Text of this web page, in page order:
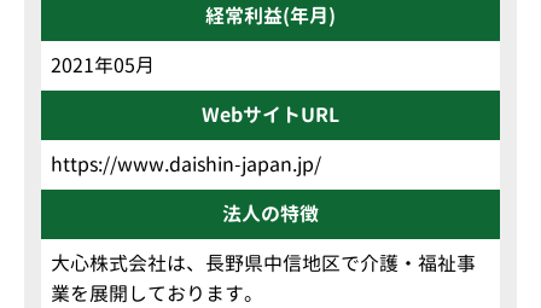
経常利益(年月)
2021年05月
WebサイトURL
https://www.daishin-japan.jp/
法人の特徴
大心株式会社は、長野県中信地区で介護・福祉事
業を展開しております。